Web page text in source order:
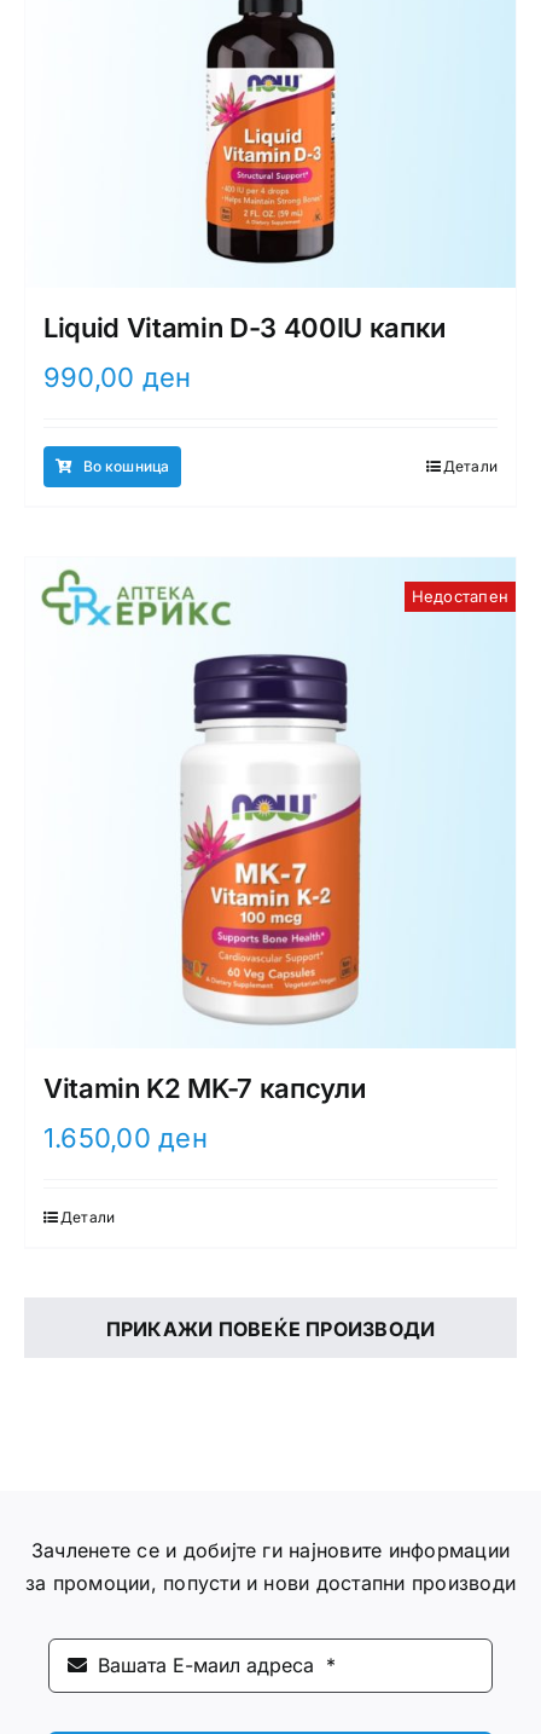
Liquid Vitamin D-3 400IU капки
990,00 ден
Во кошница Детали
Недостапен
Vitamin K2 MK-7 капсули
1.650,00ден
Детали
ПРИКАЖИ ПОВЕЌЕ ПРОИЗВОДИ
Зачленете се и добијте ги најновите информации
за промоции, попусти и нови достапни производи